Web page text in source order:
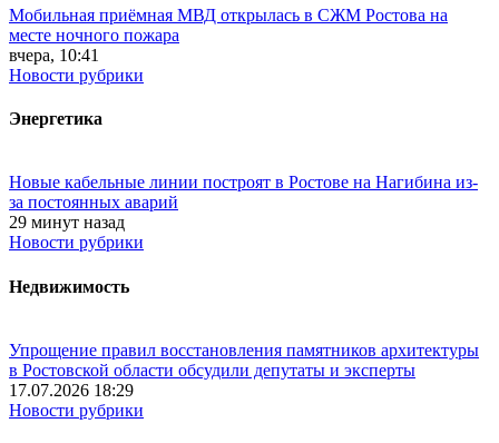
Мобильная приёмная МВД открылась в СЖМ Ростова на
месте ночного пожара
вчера, 10:41
Новости рубрики
Энергетика
Новые кабельные линии построят в Ростове на Нагибина из-
за постоянных аварий
29 минут назад
Новости рубрики
Недвижимость
Упрощение правил восстановления памятников архитектуры
в Ростовской области обсудили депутаты и эксперты
17.07.2026 18:29
Новости рубрики